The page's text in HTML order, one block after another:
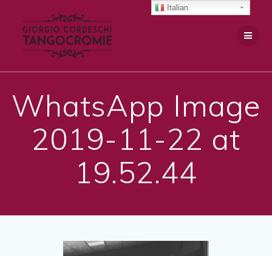
WhatsApp Image
2019-11-22 at
19.52.44
Italian